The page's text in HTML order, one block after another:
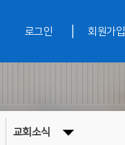
로그인 회원가입
교회소식